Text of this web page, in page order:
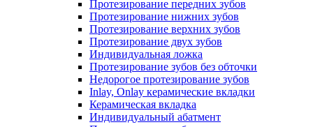
Протезирование передних зубов
Протезирование нижних зубов
Протезирование верхних зубов
Протезирование двух зубов
Индивидуальная ложка
Протезирование зубов без обточки
Недорогое протезирование зубов
Inlay, Onlay керамические вкладки
Керамическая вкладка
Индивидуальный абатмент